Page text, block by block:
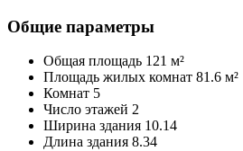
Общие параметры
Общая площадь 121 м²
Площадь жилых комнат 81.6 м²
Комнат 5
Число этажей 2
Ширина здания 10.14
Длина здания 8.34